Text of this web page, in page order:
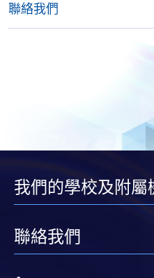
聯絡我們
我們的學校及附屬
聯絡我們